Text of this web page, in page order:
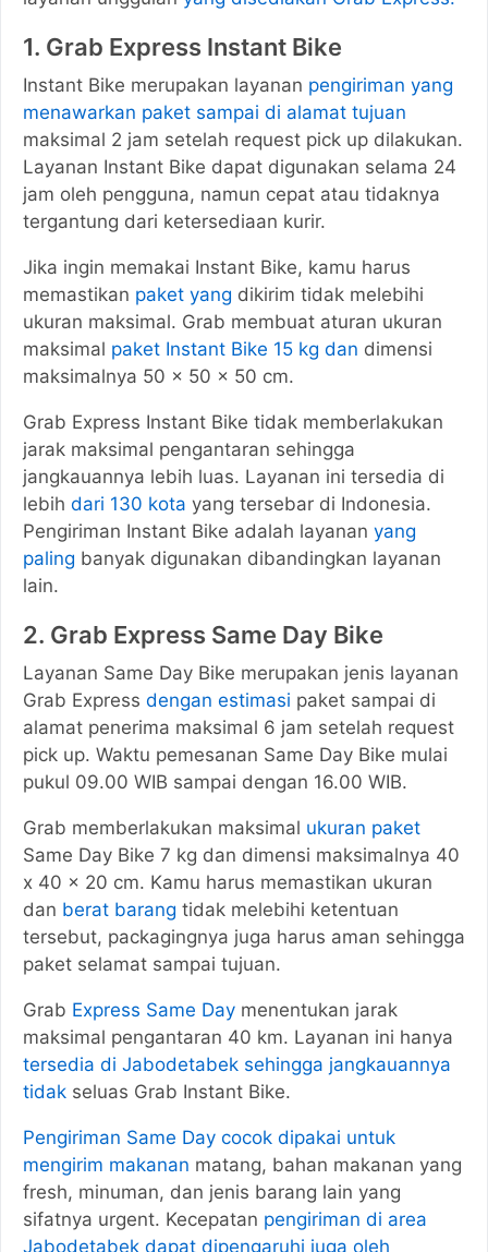
1. Grab Express Instant Bike
Instant Bike merupakan layanan pengiriman yang
menawarkan paket sampai di alamat tujuan
maksimal 2 jam setelah request pick up dilakukan.
Layanan Instant Bike dapat digunakan selama 24
jam oleh pengguna, namun cepat atau tidaknya
tergantung dari ketersediaan kurir.
Jika ingin memakai Instant Bike, kamu harus
memastikan paket yang dikirim tidak melebihi
ukuran maksimal. Grab membuat aturan ukuran
maksimal paket Instant Bike 15 kg dan dimensi
maksimalnya 50 x 50 x 50 cm.
Grab Express Instant Bike tidak memberlakukan
jarak maksimal pengantaran sehingga
jangkauannya lebih luas. Layanan ini tersedia di
lebih dari 130 kota yang tersebar di Indonesia.
Pengiriman Instant Bike adalah layanan yang
paling banyak digunakan dibandingkan layanan
lain.
2. Grab Express Same Day Bike
Layanan Same Day Bike merupakan jenis layanan
Grab Express dengan estimasi paket sampai di
alamat penerima maksimal 6 jam setelah request
pick up. Waktu pemesanan Same Day Bike mulai
pukul 09.00 WIB sampai dengan 16.00 WIB.
Grab memberlakukan maksimal ukuran paket
Same Day Bike 7 kg dan dimensi maksimalnya 40
x 40 x 20 cm. Kamu harus memastikan ukuran
dan berat barang tidak melebihi ketentuan
tersebut, packagingnya juga harus aman sehingga
paket selamat sampai tujuan.
Grab Express Same Day menentukan jarak
maksimal pengantaran 40 km. Layanan ini hanya
tersedia di Jabodetabek sehingga jangkauannya
tidak seluas Grab Instant Bike.
Pengiriman Same Day cocok dipakai untuk
mengirim makanan matang, bahan makanan yang
fresh, minuman, dan jenis barang lain yang
sifatnya urgent. Kecepatan pengiriman di area
Jabodetabek dapat dipengaruhi juga oleh